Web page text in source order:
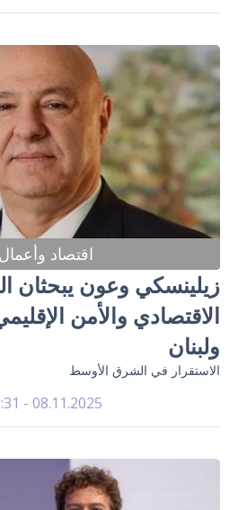
اقتصاد وأعمال
زيلينسكي وعون يبحثان
الاقتصادي والأمن
ولبنان
الاستقرار في الشرق الأوسط
08.11.2025 - 20:31